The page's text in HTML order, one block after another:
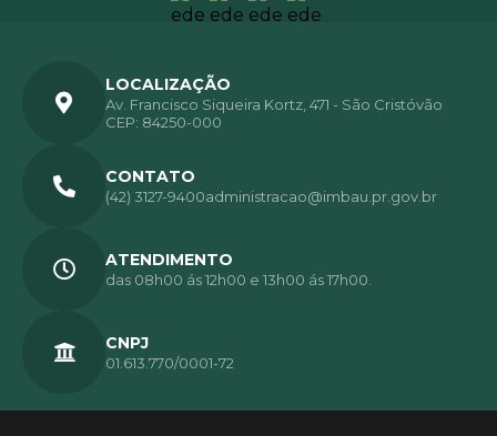
LOCALIZAÇÃO
Av. Francisco Siqueira Kortz, 471 - São Cristóvão
CEP: 84250-000
CONTATO
(42) 3127-9400administracao@imbau.pr.gov.br
ATENDIMENTO
das 08h00 ás 12h00 e 13h00 ás 17h00.
CNPJ
01.613.770/0001-72